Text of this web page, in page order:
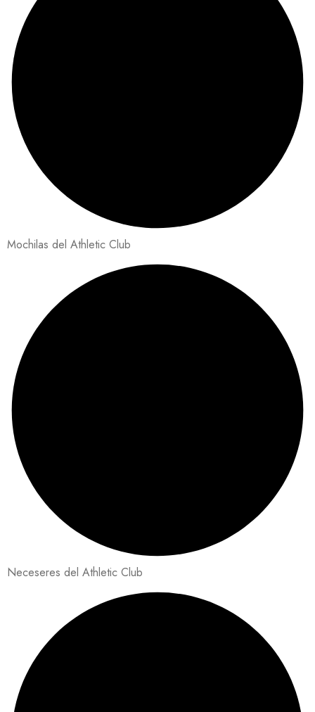
Mochilas del Athletic Club
Neceseres del Athletic Club